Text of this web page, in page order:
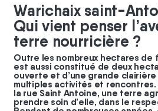
Warichaix saint-
Qui vient penser
terre nourricière ?
Outre les nombreux hectares de
est aussi constitué de deux
ouverte et d’une grande
multiples activités et rencontres.
la rue Saint Antoine, une terre
prendre soin d’elle, dans le